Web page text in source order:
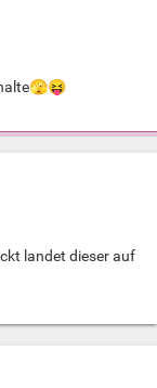
🫣😝
landet dieser auf